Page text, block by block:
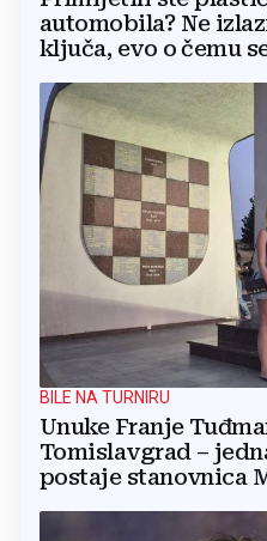
automobila? Ne
ključa, evo o čemu
BILE NA TURNIRU
Unuke Franje
Tomislavgrad –
postaje stanovnica